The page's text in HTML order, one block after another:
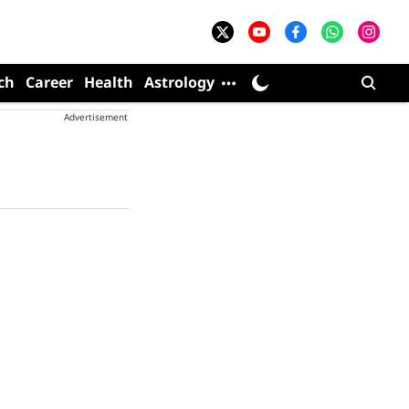
Career Health Astrology
Advertisement